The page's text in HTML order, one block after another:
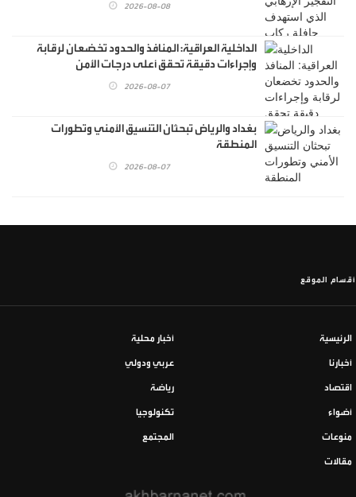
2026-08-08
الداخلية العراقية: المنافذ والحدود تخضعان لرقابة
وإجراءات دقيقة تحقق أعلى درجات الأمن
2026-08-07
بغداد والرياض تبحثان التنسيق الأمني وتطورات
المنطقة
2026-08-07
أقسام الموقع
الرئيسية أخبار محلية
أخبارنا عربي ودولي
اقتصاد رياضة
أضواء تكنولوجيا
منوعات المجتمع
مقالات